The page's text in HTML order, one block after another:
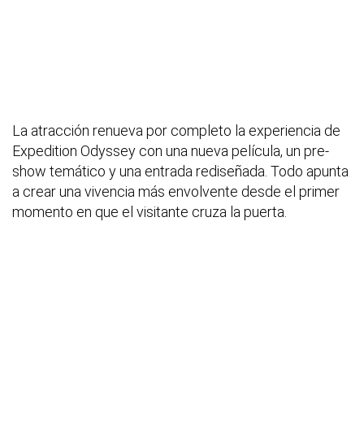
La atracción renueva por completo la experiencia de
Expedition Odyssey con una nueva película, un pre-
show temático y una entrada rediseñada. Todo apunta
a crear una vivencia más envolvente desde el primer
momento en que el visitante cruza la puerta.